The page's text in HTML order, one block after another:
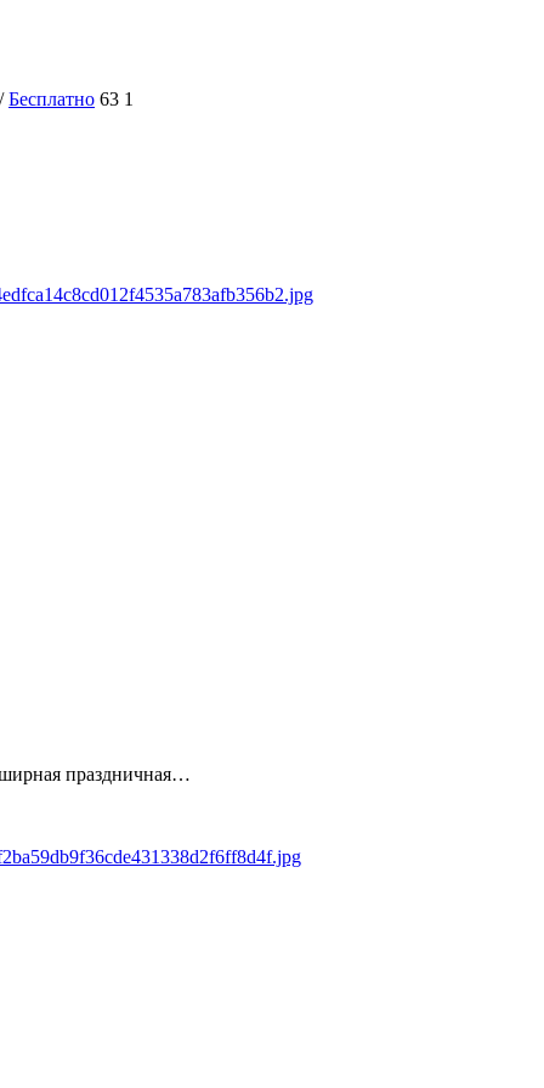
Бесплатно 63 1
праздничная…